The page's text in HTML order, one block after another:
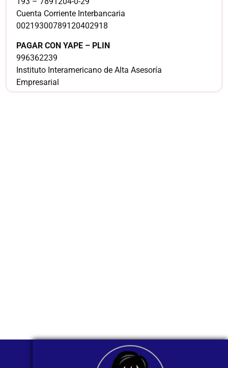
Cuenta Corriente Interbancaria
00219300789120402918
PAGAR CON YAPE – PLIN
996362239
Instituto Interamericano de Alta Asesoría
Empresarial